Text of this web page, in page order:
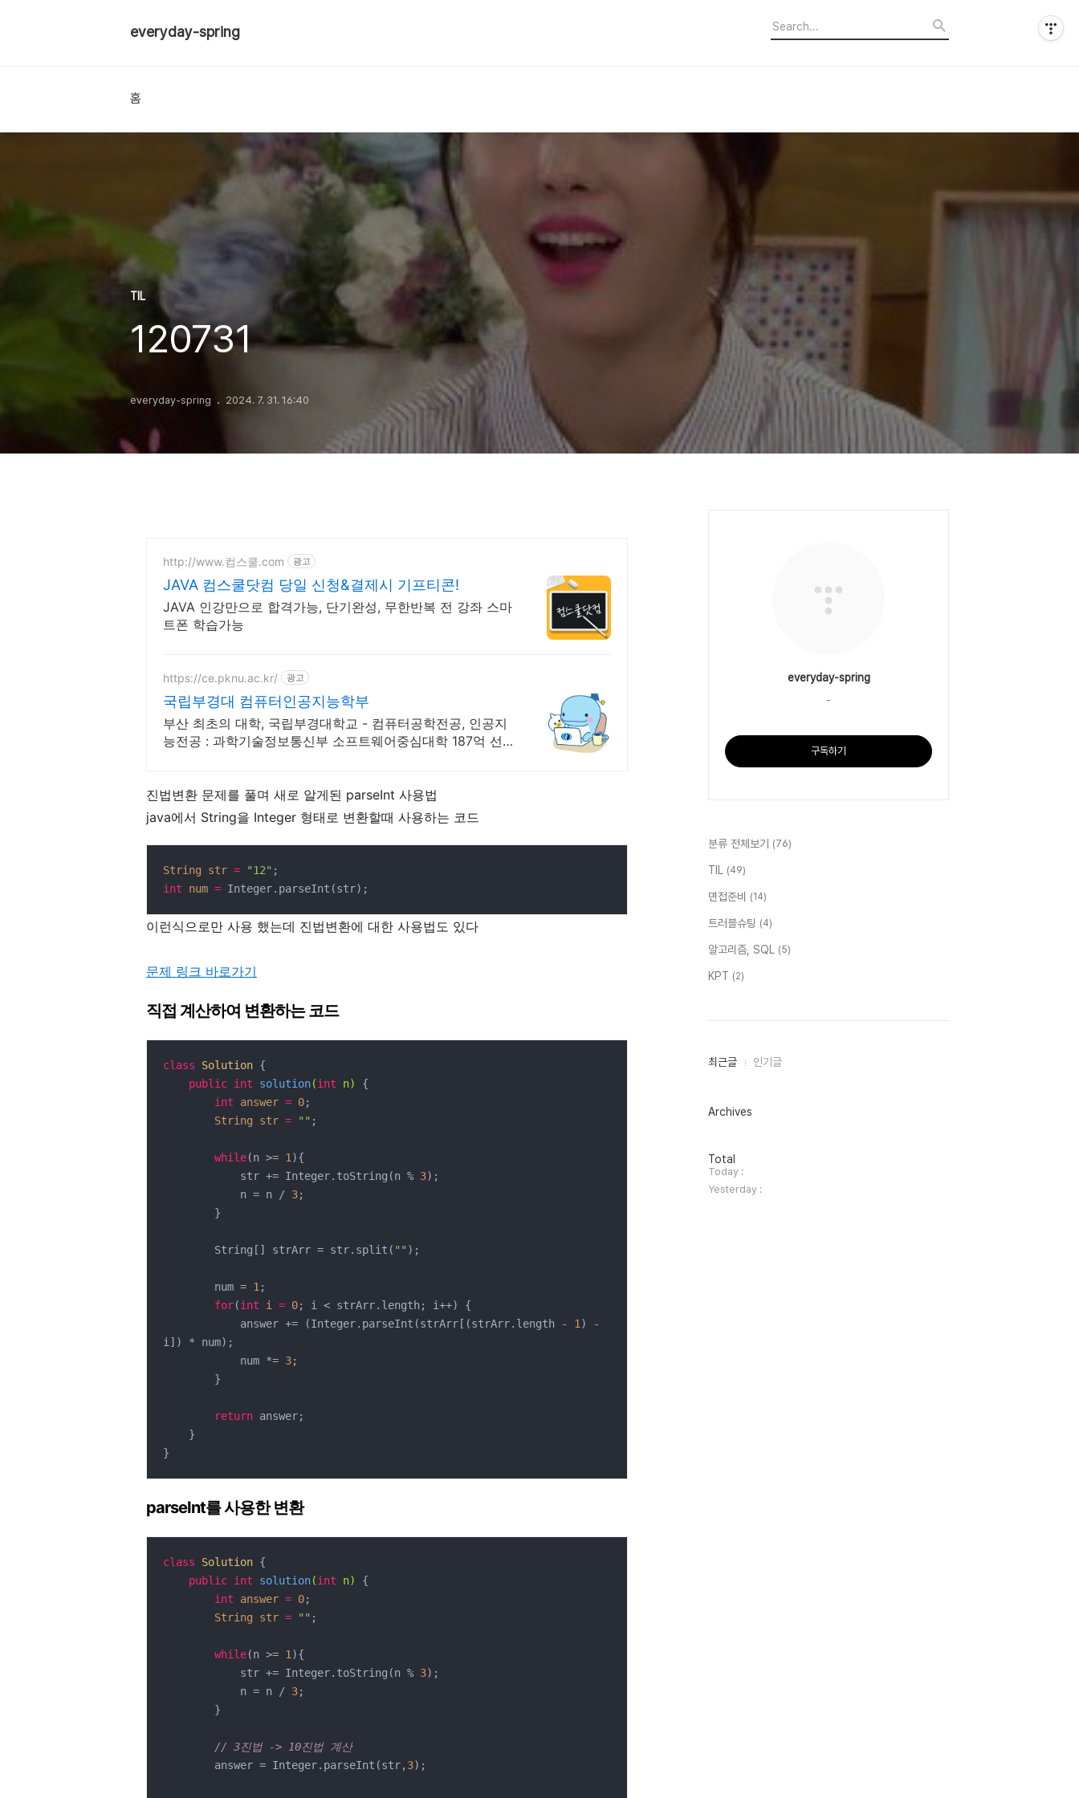
everyday-spring
홈
TIL
120731
everyday-spring 2024. 7. 31. 16:40
http://www.컴스쿨.com 광고
JAVA 컴스쿨닷컴 당일 신청&결제시 기프티콘!
JAVA 인강만으로 합격가능, 단기완성, 무한반복 전 강좌 스마
트폰 학습가능
https://ce.pknu.ac.kr/ 광고
국립부경대 컴퓨터인공지능학부
부산 최초의 대학, 국립부경대학교 - 컴퓨터공학전공, 인공지
능전공 : 과학기술정보통신부 소프트웨어중심대학 187억 선
진법변환 문제를 풀며 새로 알게된 parseInt 사용법
java에서 String을 Integer 형태로 변환할때 사용하는 코드
String str = "12"
int
num = Integer.parseInt(str);
이런식으로만 사용 했는데 진법변환에 대한 사용법도 있다
문제 링크 바로가기
직접 계산하여 변환하는 코드
class Solution {
public int solution(int n)
{
int
answer = 0;
String
str = "" ;
while(n >= 1 ){
            str += Integer.toString(n %
3);
            n = n /
3;
        String[] strArr = str.split(
"" );
        num =
1 ;
for(int i = 0; i < strArr.length; i++) {
            answer += (Integer.parseInt(strArr[(strArr.length -
1 ) -
i]) * num);
            num *=
3;
return answer;
}
parseInt를 사용한 변환
class Solution {
public int solution(int n)
{
int
answer = 0;
String
str = "" ;
while(n >= 1 ){
            str += Integer.toString(n %
3);
            n = n /
3;
// 3진법 -> 10진법 계산
        answer = Integer.parseInt(str,
3);
everyday-spring
-
구독하기
분류 전체보기 (76)
TIL (49)
면접준비 (14)
트러블슈팅 (4)
알고리즘, SQL (5)
KPT (2)
최
인
최근글 인기글
Archives
방
문
자
수
Total
Today :
Yesterday :